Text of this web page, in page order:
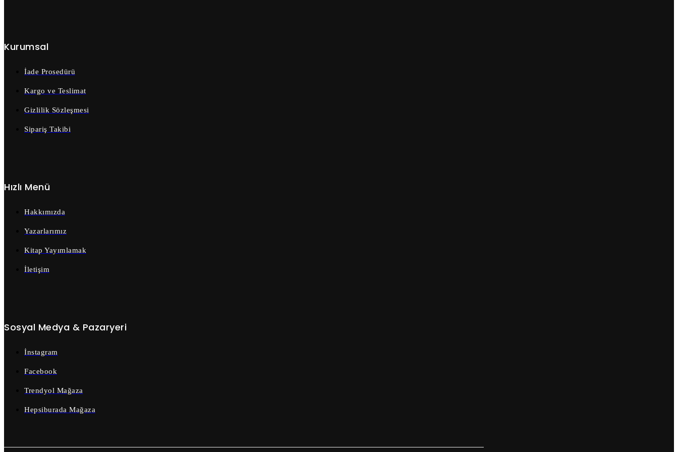
Kurumsal
İade Prosedürü
Kargo ve Teslimat
Gizlilik Sözleşmesi
Sipariş Takibi
Hızlı Menü
Hakkımızda
Yazarlarımız
Kitap Yayımlamak
İletişim
Sosyal Medya & Pazaryeri
İnstagram
Facebook
Trendyol Mağaza
Hepsiburada Mağaza